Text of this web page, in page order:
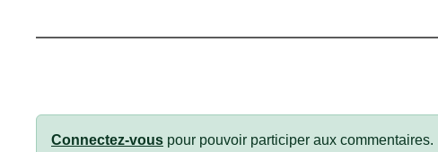
Connectez-vous pour pouvoir participer aux commentaires.